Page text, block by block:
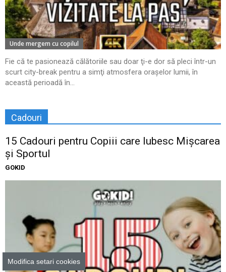
Unde mergem cu copilul
Fie că te pasionează călătoriile sau doar ţi-e dor să pleci într-un
scurt city-break pentru a simţi atmosfera oraşelor lumii, în
această perioadă în...
Cadouri
15 Cadouri pentru Copiii care Iubesc Mișcarea
și Sportul
GOKID
Modifica setari cookies